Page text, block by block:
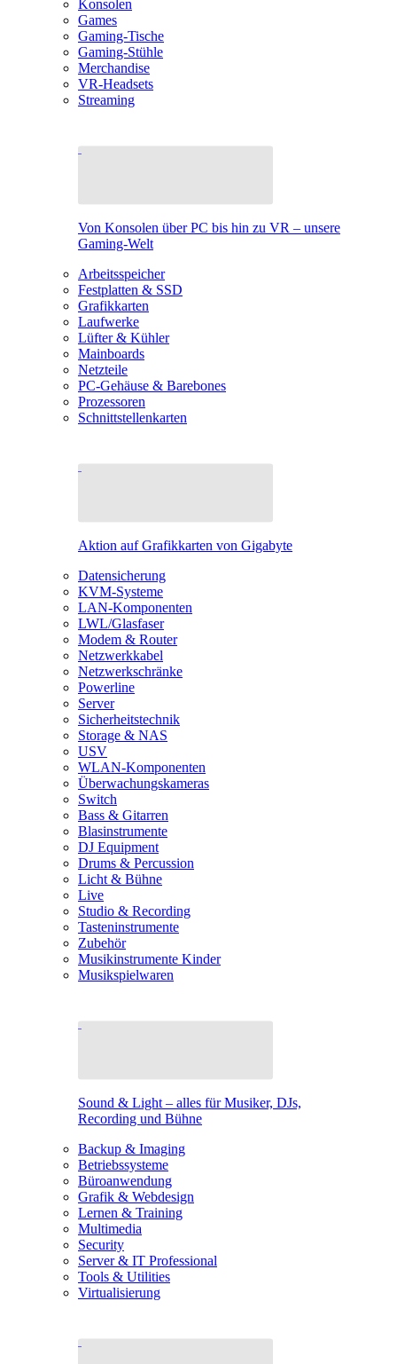
Konsolen
Games
Gaming-Tische
Gaming-Stühle
Merchandise
VR-Headsets
Streaming
Von Konsolen über PC bis hin zu VR – unsere
Gaming-Welt
Arbeitsspeicher
Festplatten & SSD
Grafikkarten
Laufwerke
Lüfter & Kühler
Mainboards
Netzteile
PC-Gehäuse & Barebones
Prozessoren
Schnittstellenkarten
Aktion auf Grafikkarten von Gigabyte
Datensicherung
KVM-Systeme
LAN-Komponenten
LWL/Glasfaser
Modem & Router
Netzwerkkabel
Netzwerkschränke
Powerline
Server
Sicherheitstechnik
Storage & NAS
USV
WLAN-Komponenten
Überwachungskameras
Switch
Bass & Gitarren
Blasinstrumente
DJ Equipment
Drums & Percussion
Licht & Bühne
Live
Studio & Recording
Tasteninstrumente
Zubehör
Musikinstrumente Kinder
Musikspielwaren
Sound & Light – alles für Musiker, DJs,
Recording und Bühne
Backup & Imaging
Betriebssysteme
Büroanwendung
Grafik & Webdesign
Lernen & Training
Multimedia
Security
Server & IT Professional
Tools & Utilities
Virtualisierung